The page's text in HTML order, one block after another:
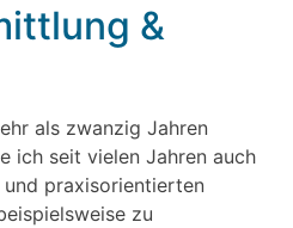
&
als zwanzig Jahren
ich seit vielen Jahren auch
und praxisorientierten
zu